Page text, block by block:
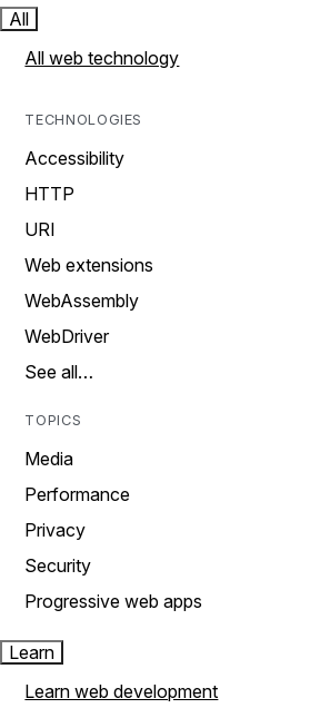
All
All web technology
TECHNOLOGIES
Accessibility
HTTP
URI
Web extensions
WebAssembly
WebDriver
See all…
TOPICS
Media
Performance
Privacy
Security
Progressive web apps
Learn
Learn web development